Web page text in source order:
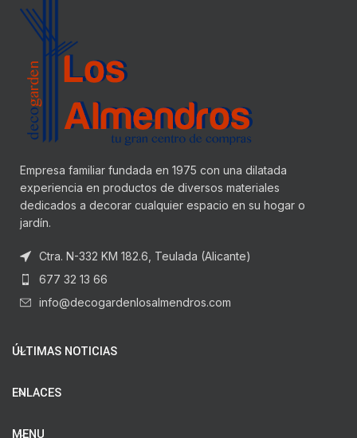
Empresa familiar fundada en 1975 con una dilatada
experiencia en productos de diversos materiales
dedicados a decorar cualquier espacio en su hogar o
jardín.
Ctra. N-332 KM 182.6, Teulada (Alicante)
677 32 13 66
info@decogardenlosalmendros.com
ÚLTIMAS NOTICIAS
ENLACES